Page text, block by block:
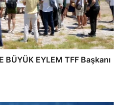
BÜYÜK EYLEM TFF Başkanı